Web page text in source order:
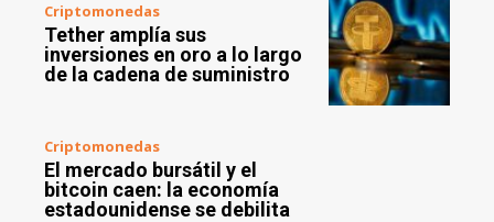
Criptomonedas
Tether amplía sus
inversiones en oro a lo largo
de la cadena de suministro
Criptomonedas
El mercado bursátil y el
bitcoin caen: la economía
estadounidense se debilita